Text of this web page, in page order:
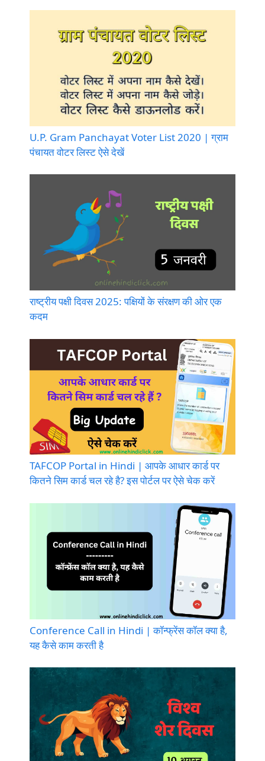
U.P. Gram Panchayat Voter List 2020 | ग्राम
पंचायत वोटर लिस्ट ऐसे देखें
राष्ट्रीय पक्षी दिवस 2025: पक्षियों के संरक्षण की ओर एक
कदम
TAFCOP Portal in Hindi | आपके आधार कार्ड पर
कितने सिम कार्ड चल रहे है? इस पोर्टल पर ऐसे चेक करें
Conference Call in Hindi | कॉन्फ्रेंस कॉल क्या है,
यह कैसे काम करती है